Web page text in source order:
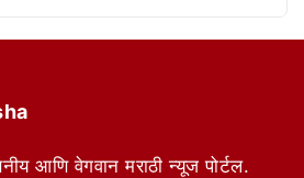
आणि वेगवान मराठी न्यूज पोर्टल.